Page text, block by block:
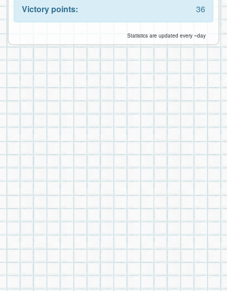
Victory points:
36
Statistics are updated every ~day